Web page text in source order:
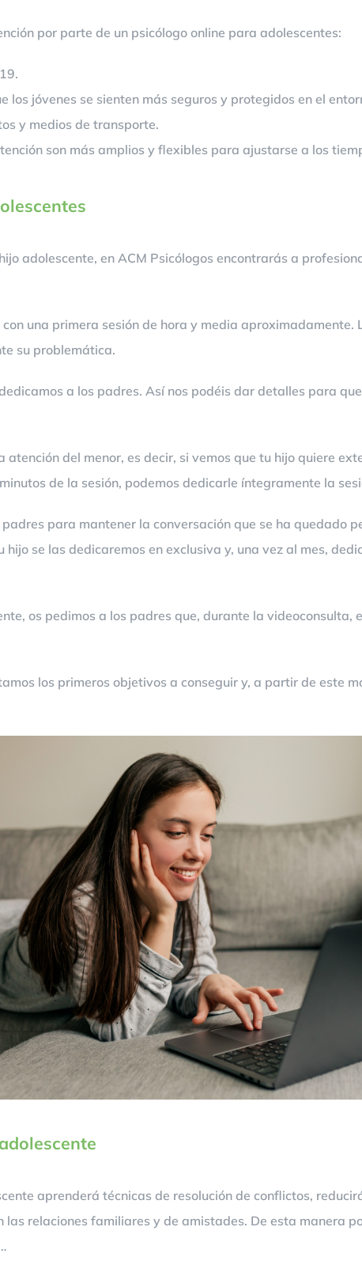
por parte de un psicólogo online para adolescentes:
los jóvenes se sienten más seguros y protegidos en el
y medios de transporte.
son más amplios y flexibles para ajustarse a los
adolescente, en ACM Psicólogos encontrarás a
con una primera sesión de hora y media
su problemática.
a los padres. Así nos podéis dar detalles para
del menor, es decir, si vemos que tu hijo quiere
de la sesión, podemos dedicarle íntegramente la
para mantener la conversación que se ha quedado
hijo se las dedicaremos en exclusiva y, una vez al mes,
os pedimos a los padres que, durante la videoconsulta,
los primeros objetivos a conseguir y, a partir de este
aprenderá técnicas de resolución de conflictos,
relaciones familiares y de amistades. De esta manera